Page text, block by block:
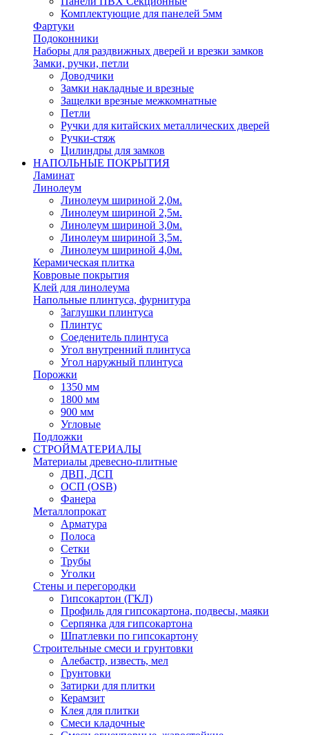
Комплектующие для панелей 5мм
Фартуки
Подоконники
Наборы для раздвижных дверей и врезки замков
Замки, ручки, петли
Доводчики
Замки накладные и врезные
Защелки врезные межкомнатные
Петли
Ручки для китайских металлических дверей
Ручки-стяж
Цилиндры для замков
НАПОЛЬНЫЕ ПОКРЫТИЯ
Ламинат
Линолеум
Линолеум шириной 2,0м.
Линолеум шириной 2,5м.
Линолеум шириной 3,0м.
Линолеум шириной 3,5м.
Линолеум шириной 4,0м.
Керамическая плитка
Ковровые покрытия
Клей для линолеума
Напольные плинтуса, фурнитура
Заглушки плинтуса
Плинтус
Соеденитель плинтуса
Угол внутренний плинтуса
Угол наружный плинтуса
Порожки
1350 мм
1800 мм
900 мм
Угловые
Подложки
СТРОЙМАТЕРИАЛЫ
Материалы древесно-плитные
ДВП, ДСП
ОСП (OSB)
Фанера
Металлопрокат
Арматура
Полоса
Сетки
Трубы
Уголки
Стены и перегородки
Гипсокартон (ГКЛ)
Профиль для гипсокартона, подвесы, маяки
Серпянка для гипсокартона
Шпатлевки по гипсокартону
Строительные смеси и грунтовки
Алебастр, известь, мел
Грунтовки
Затирки для плитки
Керамзит
Клея для плитки
Смеси кладочные